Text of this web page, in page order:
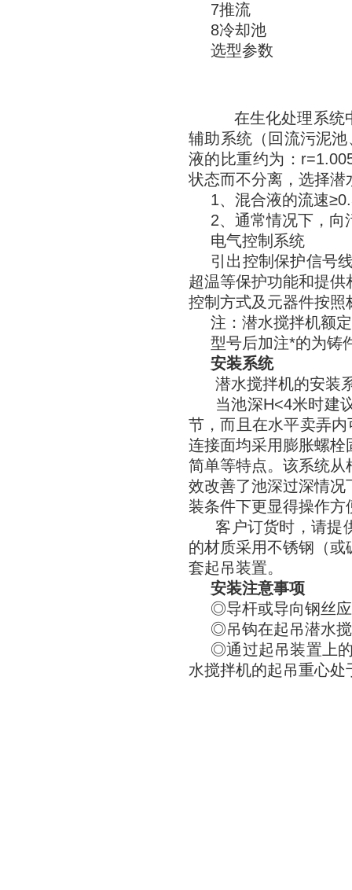
7推流
8冷却池
选型参数
在生化处理系统
辅助系统（回流污泥
液的比重约为：
状态而不分离，选择
1、混合液的流速
2、通常情况下，向
电气控制系统
引出控制保护信号
超温等保护功能和提
控制方式及元器件按照
注：潜水搅拌机额
型号后加注*的为铸
安装系统
潜水搅拌机的安装
当池深H<4米时建
节，而且在水平卖弄
连接面均采用膨胀螺
简单等特点。该系统
效改善了池深过深情
装条件下更显得操作方
客户订货时，请提
的材质采用不锈钢（
套起吊装置。
安装注意事项
◎导杆或导向钢丝
◎吊钩在起吊潜水
◎通过起吊装置上
水搅拌机的起吊重心处